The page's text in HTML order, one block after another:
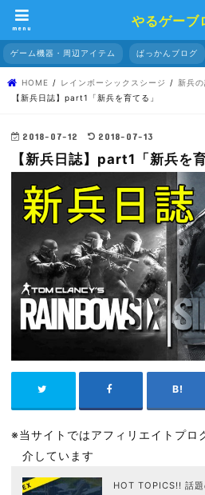
やるゲーブ
menu
ゲーム機器・周辺アイテム ぱっかんブログ
HOME レインボーシックスシージ
新兵
【新兵日誌】part1「新兵を育てる」
2018-07-12 2018-07-13
【新兵日誌】part1「新兵を育
※当サイトではアフィリエイトプロ
介しています
HOT TOPICS!! 話題